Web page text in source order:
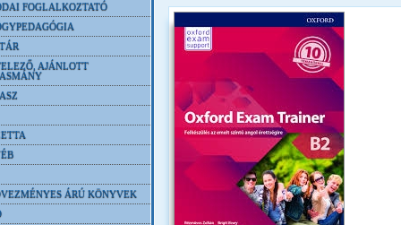
FOGLALKOZTATÓ
AJÁNLOTT
ÁRÚ KÖNYVEK